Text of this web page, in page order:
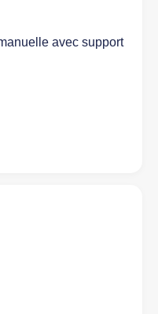
avec support